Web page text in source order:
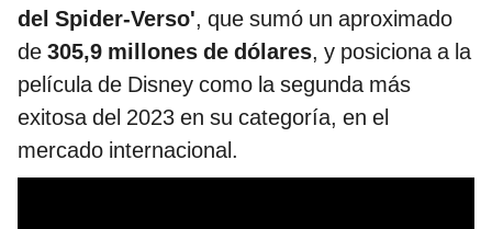
del Spider-Verso', que sumó un aproximado
de 305,9 millones de dólares, y posiciona a la
película de Disney como la segunda más
exitosa del 2023 en su categoría, en el
mercado internacional.